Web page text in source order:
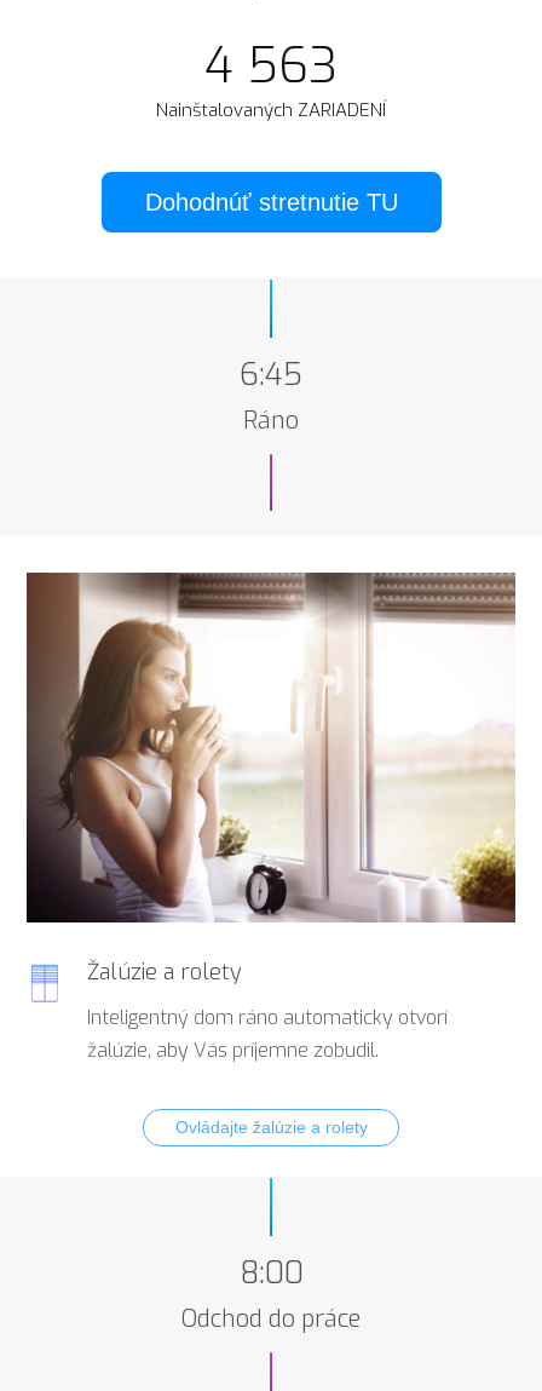
4 563
Nainštalovaných ZARIADENÍ
Dohodnúť stretnutie TU
6:45
Ráno
Žalúzie a rolety
Inteligentný dom ráno automaticky otvorí
žalúzie, aby Vás príjemne zobudil.
Ovládajte žalúzie a rolety
8:00
Odchod do práce